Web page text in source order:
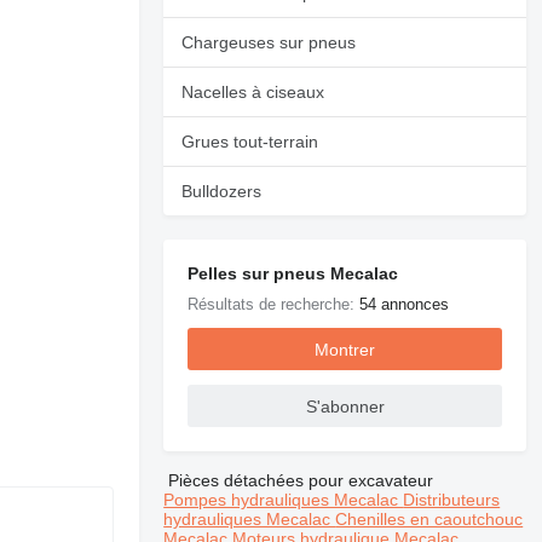
Demander plus de
Chargeuses sur pneus
Nacelles à ciseaux
Grues tout-terrain
Bulldozers
Pelles sur pneus Mecalac
Résultats de recherche:54 annonces
Montrer
S'abonner
Pièces détachées pour excavateur
Pompes hydrauliques Mecalac Distributeurs
hydrauliques MecalacChenilles en caoutchouc